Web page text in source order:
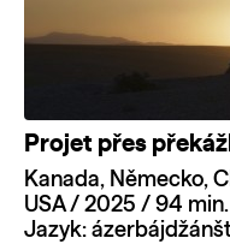
Projet přes
Kanada, Německo,
USA / 2025 / 94 min.
Jazyk: